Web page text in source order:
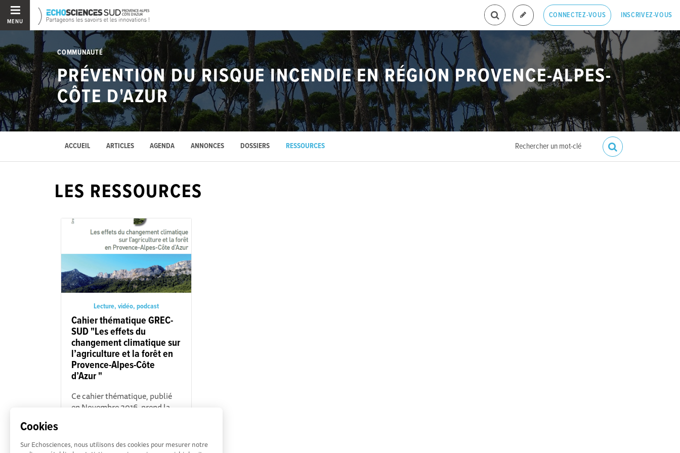
Cookies
Sur Echosciences, nous utilisons des cookies pour mesurer notre
MENU
CONNECTEZ-VOUS INSCRIVEZ-VOUS
COMMUNAUTÉ
PRÉVENTION DU RISQUE INCENDIE EN RÉGION PROVENCE-ALPES-
CÔTE D'AZUR
ACCUEIL ARTICLES AGENDA ANNONCES DOSSIERS RESSOURCES
LES RESSOURCES
Lecture, vidéo, podcast
Cahier thématique GREC-
SUD "Les effets du
changement climatique sur
l’agriculture et la forêt en
Provence-Alpes-Côte
d’Azur "
Ce cahier thématique, publié
en Novembre 2016, prend la
enjeux et les effets du